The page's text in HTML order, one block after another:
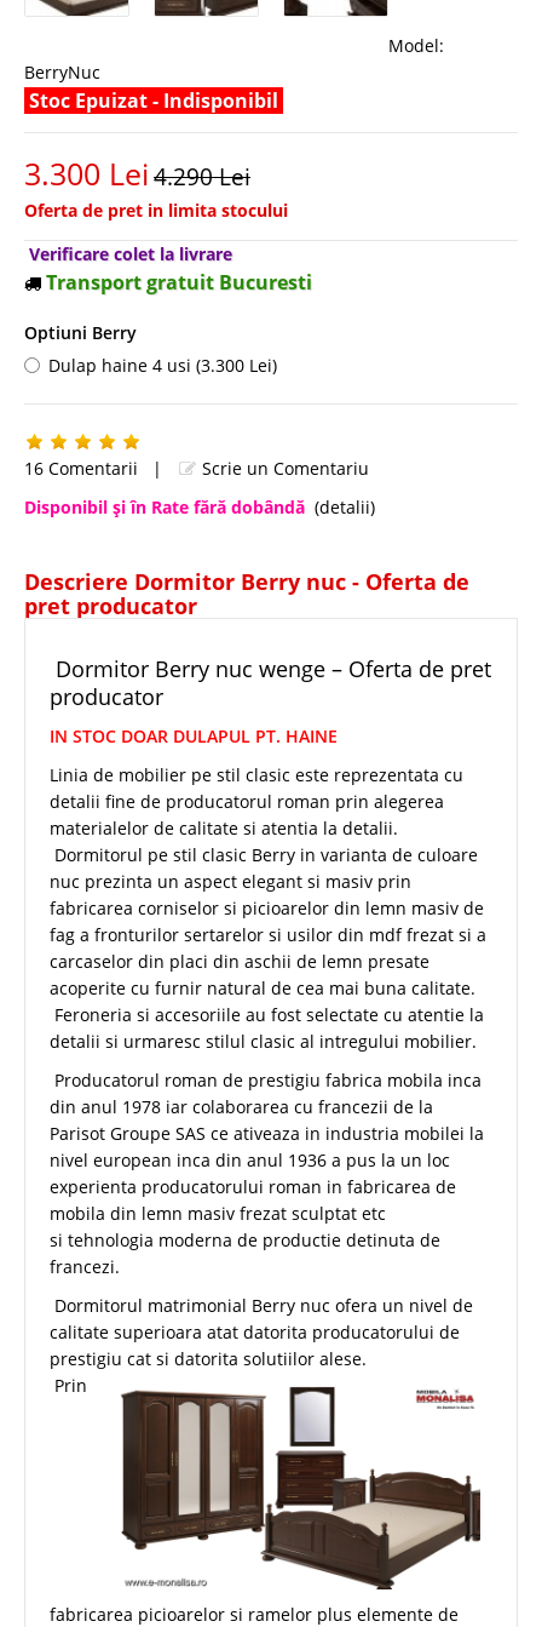
Model:
BerryNuc
Stoc Epuizat - Indisponibil
3.300 Lei4.290 Lei
Oferta de pret in limita stocului
Verificare colet la livrare
Transport gratuit Bucuresti
Optiuni Berry
Dulap haine 4 usi (3.300 Lei)
16 Comentarii |
Scrie un Comentariu
Disponibil şi în Rate fără dobândă (detalii)
Descriere Dormitor Berry nuc - Oferta de
pret producator
Dormitor Berry nuc wenge – Oferta de pret
producator
IN STOC DOAR DULAPUL PT. HAINE
Linia de mobilier pe stil clasic este reprezentata cu
detalii fine de producatorul roman prin alegerea
materialelor de calitate si atentia la detalii.
Dormitorul pe stil clasic Berry in varianta de culoare
nuc prezinta un aspect elegant si masiv prin
fabricarea corniselor si picioarelor din lemn masiv de
fag a fronturilor sertarelor si usilor din mdf frezat si a
carcaselor din placi din aschii de lemn presate
acoperite cu furnir natural de cea mai buna calitate.
Feroneria si accesoriile au fost selectate cu atentie la
detalii si urmaresc stilul clasic al intregului mobilier.
Producatorul roman de prestigiu fabrica mobila inca
din anul 1978 iar colaborarea cu francezii de la
Parisot Groupe SAS ce ativeaza in industria mobilei la
nivel european inca din anul 1936 a pus la un loc
experienta producatorului roman in fabricarea de
mobila din lemn masiv frezat sculptat etc
si tehnologia moderna de productie detinuta de
francezi.
Dormitorul matrimonial Berry nuc ofera un nivel de
calitate superioara atat datorita producatorului de
prestigiu cat si datorita solutiilor alese.
Prin
fabricarea picioarelor si ramelor plus elemente de